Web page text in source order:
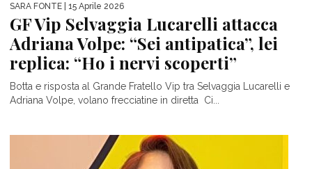
SARA FONTE | 15 Aprile 2026
GF Vip Selvaggia Lucarelli attacca
Adriana Volpe: “Sei antipatica”, lei
replica: “Ho i nervi scoperti”
Botta e risposta al Grande Fratello Vip tra Selvaggia Lucarelli e
Adriana Volpe, volano frecciatine in diretta Ci...